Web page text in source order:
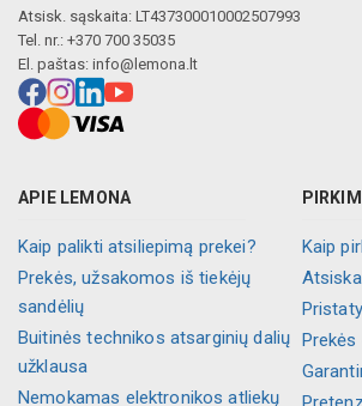
Atsisk. sąskaita: LT437300010002507993
Tel. nr.: +370 700 35035
El. paštas: info@lemona.lt
APIE LEMONA
Kaip palikti atsiliepimą prekei?
Prekės, užsakomos iš tiekėjų
sandėlių
Buitinės technikos atsarginių dalių
užklausa
Nemokamas elektronikos atliekų
Kaip
Prekės